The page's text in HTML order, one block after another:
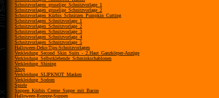
Schnitzvorlagen_gruselige_Schnitzvorlage_1
Schnitzvorlagen_gruselige_Schnitzvorlage_2
Schnitzvorlagen_Kürbis_Schnitzen_Pumpkin_Cutting
Schnitzvorlagen_Schnitzvorlage_1
Schnitzvorlagen_Schnitzvorlage_2
Schnitzvorlagen_Schnitzvorlage_3
Schnitzvorlagen_Schnitzvorlage_4
Schnitzvorlagen_Schnitzvorlage_5
Halloween-Deko-Tips-Schnitzvorlagen
Verkleidung_Second_Skin_Suits_-_2.Haut_Ganzkörper-Anzüge
Verkleidung_Selbstklebende_Schminkschablonen
Verkleidung_Shining
Shop
Verkleidung_SLIPKNOT_Masken
Verkleidung_Sodom
Spiele
Suppen_Kürbis_Creme_Suppe_mit_Bacon
Halloween-Rezepte-Suppen